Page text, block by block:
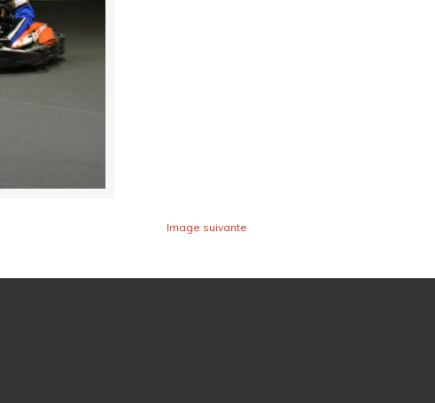
Image suivante